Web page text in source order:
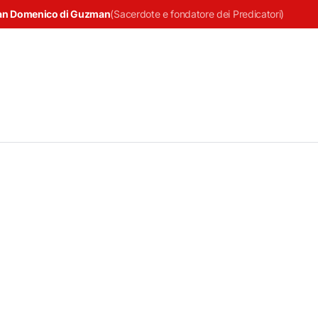
Domenico di Guzman(Sacerdote e fondatore dei Predicatori)